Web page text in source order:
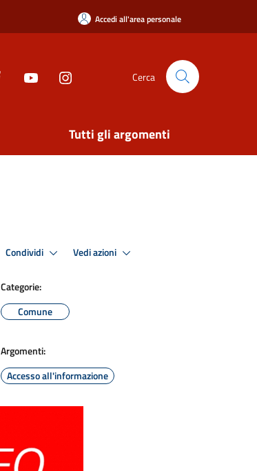
Accedi all'area personale
Cerca
Tutti gli argomenti
Condividi Vedi azioni
Categorie:
Comune
Argomenti:
Accesso all'informazione